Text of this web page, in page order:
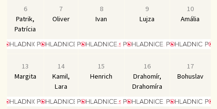
6
Patrik,
Patrícia
7
Oliver
8
Ivan
9
Lujza
10
Amália
13
Margita
14
Kamil,
Lara
15
Henrich
16
Drahomír,
Drahomíra
17
Bohuslav